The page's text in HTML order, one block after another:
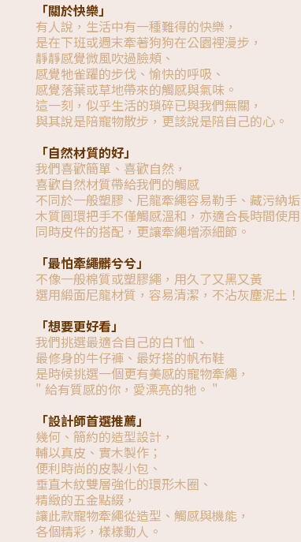
「關於快樂」
有人說，生活中有一種難得的快樂，
是在下班或週末牽著狗狗在公園裡漫步，
靜靜感覺微風吹過臉頰、
感覺牠雀躍的步伐、愉快的呼吸、
感覺落葉或草地帶來的觸感與氣味。
這一刻，似乎生活的瑣碎已與我們無關，
與其說是陪寵物散步，更該說是陪自己的心。
「自然材質的好」
我們喜歡簡單、喜歡自然，
喜歡自然材質帶給我們的觸感
不同於一般塑膠、尼龍牽繩容易勒手、藏污納垢
木質圓環把手不僅觸感溫和，亦適合長時間使用
同時皮件的搭配，更讓牽繩增添細節。
「最怕牽繩髒兮兮」
不像一般棉質或塑膠繩，用久了又黑又黃
選用緞面尼龍材質，容易清潔，不沾灰塵泥土！
「想要更好看」
我們挑選最適合自己的白T恤、
最修身的牛仔褲、最好搭的帆布鞋
是時候挑選一個更有美感的寵物牽繩，
" 給有質感的你，愛漂亮的牠。 "
「設計師首選推薦」
幾何、簡約的造型設計，
輔以真皮、實木製作；
便利時尚的皮製小包、
垂直木紋雙層強化的環形木圈、
精緻的五金點綴，
讓此款寵物牽繩從造型、觸感與機能，
各個精彩，樣樣動人。